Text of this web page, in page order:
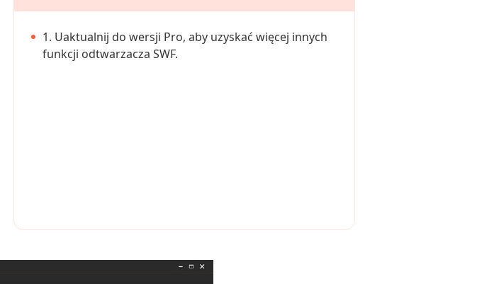
1. Uaktualnij do wersji Pro, aby uzyskać więcej innych
funkcji odtwarzacza SWF.